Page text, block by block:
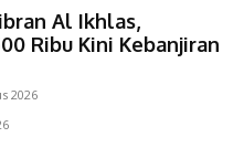
Al Ikhlas,
Ribu Kini Kebanjiran
2026